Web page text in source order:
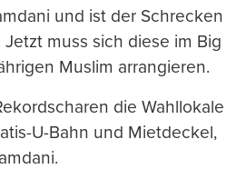
und ist der Schrecken
muss sich diese im Big
Muslim arrangieren.
die Wahllokale
U-Bahn und Mietdeckel,